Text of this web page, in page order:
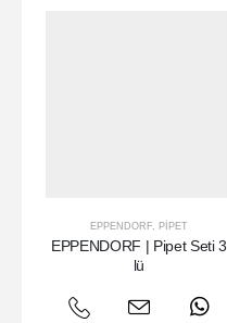
EPPENDORF, PIPET
EPPENDORF | Pipet Seti 3
lü